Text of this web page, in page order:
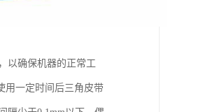
以确保机器的正常工
用一定时间后三角皮带